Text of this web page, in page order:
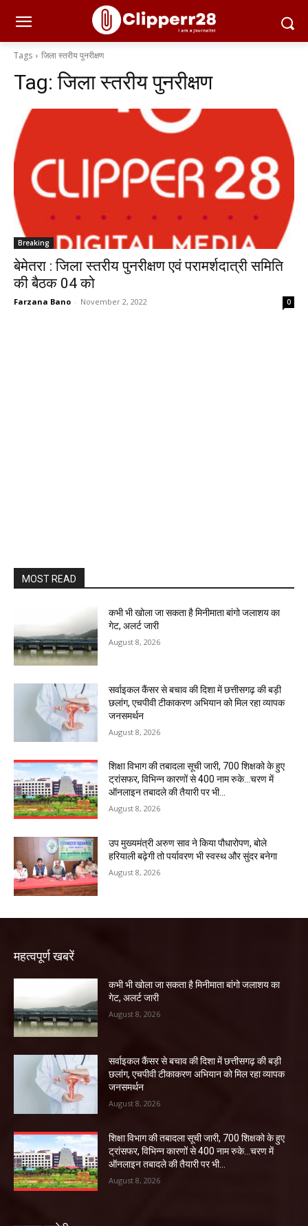
Tags जिला स्तरीय पुनरीक्षण
Tag:जिला स्तरीय पुनरीक्षण
Breaking
बेमेतरा : जिला स्तरीय पुनरीक्षण एवं परामर्शदात्री समिति
की बैठक 04 को
Farzana Bano - November 2, 2022 0
MOST READ
कभी भी खोला जा सकता है मिनीमाता बांगो जलाशय का
गेट, अलर्ट जारी
August 8, 2026
सर्वाइकल कैंसर से बचाव की दिशा में छत्तीसगढ़ की बड़ी
छलांग, एचपीवी टीकाकरण अभियान को मिल रहा व्यापक
जनसमर्थन
August 8, 2026
शिक्षा विभाग की तबादला सूची जारी, 700 शिक्षको के हुए
ट्रांसफर, विभिन्न कारणों से 400 नाम रुके…चरण में
ऑनलाइन तबादले की तैयारी पर भी...
August 8, 2026
उप मुख्यमंत्री अरुण साव ने किया पौधारोपण, बोले
हरियाली बढ़ेगी तो पर्यावरण भी स्वस्थ और सुंदर बनेगा
August 8, 2026
महत्वपूर्ण खबरें
कभी भी खोला जा सकता है मिनीमाता बांगो जलाशय का
गेट, अलर्ट जारी
August 8, 2026
सर्वाइकल कैंसर से बचाव की दिशा में छत्तीसगढ़ की बड़ी
छलांग, एचपीवी टीकाकरण अभियान को मिल रहा व्यापक
जनसमर्थन
August 8, 2026
शिक्षा विभाग की तबादला सूची जारी, 700 शिक्षको के हुए
ट्रांसफर, विभिन्न कारणों से 400 नाम रुके…चरण में
ऑनलाइन तबादले की तैयारी पर भी...
August 8, 2026